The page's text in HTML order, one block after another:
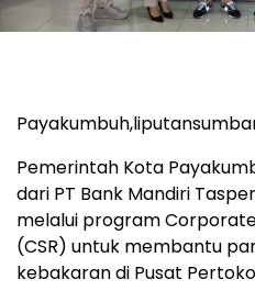
Pemerintah Kota
dari PT Bank Mandiri
melalui program
(CSR) untuk membantu
kebakaran di Pusat